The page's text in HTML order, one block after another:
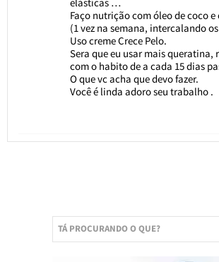
Faço nutrição com óleo de coco
(1 vez na semana, intercalando
Uso creme Crece Pelo.
Sera que eu usar mais queratina,
com o habito de a cada 15 dias
O que vc acha que devo fazer.
Você é linda adoro seu trabalho .